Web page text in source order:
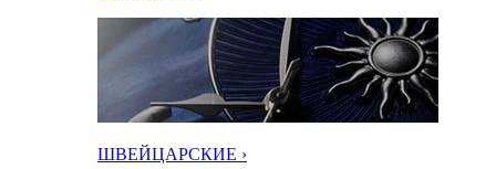
ШВЕЙЦАРСКИЕ ›